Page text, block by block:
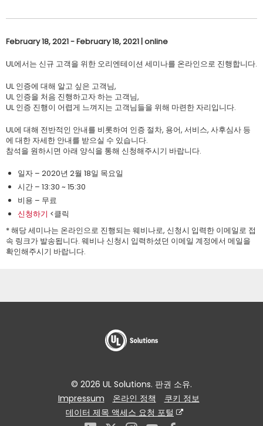
February 18, 2021 - February 18, 2021 | online
UL에서는 신규 고객을 위한 오리엔테이션 세미나를 온라인으로 진행합니다.
UL 인증에 대해 알고 싶은 고객님,
UL 인증을 처음 진행하고자 하는 고객님,
UL 인증 진행이 어렵게 느껴지는 고객님들을 위해 마련한 자리입니다.
UL에 대해 전반적인 안내를 비롯하여 인증 절차, 용어, 서비스, 사후심사 등
에 대한 자세한 안내를 받으실 수 있습니다.
참석을 원하시면 아래 양식을 통해 신청해주시기 바랍니다.
일자 – 2020년 2월 18일 목요일
시간 – 13:30 ~ 15:30
비용 – 무료
신청하기 <클릭
* 해당 세미나는 온라인으로 진행되는 웨비나로, 신청시 입력한 이메일로 접
속 링크가 발송됩니다. 웨비나 신청시 입력하셨던 이메일 계정에서 메일을
확인해주시기 바랍니다.
© 2026 UL Solutions. 판권 소유.
Impressum
온라인 정책
쿠키 정보
데이터 제목 액세스 요청 포털